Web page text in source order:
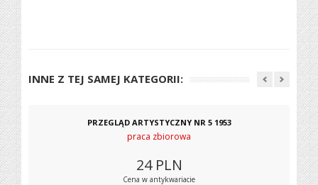
INNE Z TEJ SAMEJ KATEGORII:
PRZEGLĄD ARTYSTYCZNY NR 5 1953
praca zbiorowa
24 PLN
Cena w antykwariacie